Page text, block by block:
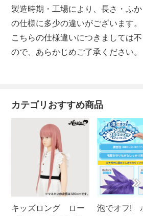
製造時期・工場により、長さ・ふ
の仕様に多少の違いがございます。
こちらの仕様違いにつきましては
ので、あらかじめご了承ください。
カテゴリおすすめ商品
キッズロング ロー
泡でオフ!